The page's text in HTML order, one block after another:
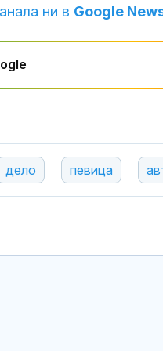
ни в Google
дело певица